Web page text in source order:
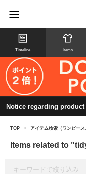
Timeline Items
Notice regarding
TOP > アイテム検索（ワンピー
Items related to